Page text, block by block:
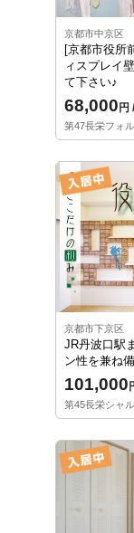
京都市中京区
[京都市役所
ィスプレイ
て下さい♪
68,000 円
第47長栄フォ
京都市下京区
JR丹波口駅
ン性を兼ね
101,000
第45長栄シャ